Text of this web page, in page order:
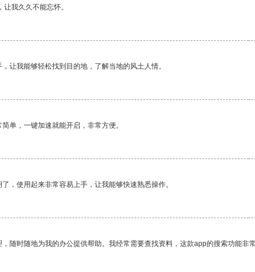
我久久不能忘怀。
让我能够轻松找到目的地，了解当地的风土人情。
单，一键加速就能开启，非常方便。
，使用起来非常容易上手，让我能够快速熟悉操作。
随时随地为我的办公提供帮助。我经常需要查找资料，这款app的搜索功能非